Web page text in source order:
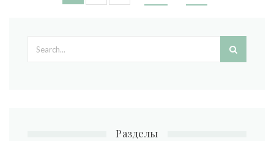
Search form
Разделы